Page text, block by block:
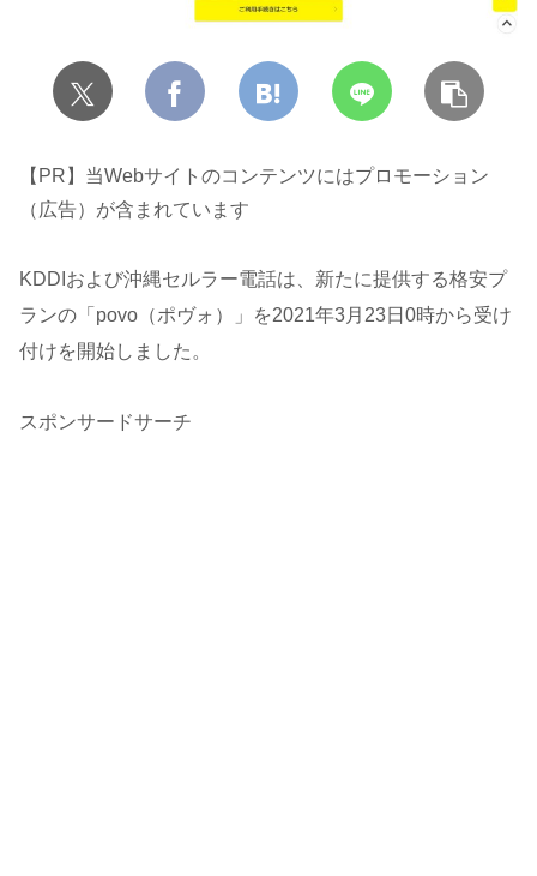
【PR】当Webサイトのコンテンツにはプロモーション
（広告）が含まれています
KDDIおよび沖縄セルラー電話は、新たに提供する格安プ
ランの「povo（ポヴォ）」を2021年3月23日0時から受け
付けを開始しました。
スポンサードサーチ